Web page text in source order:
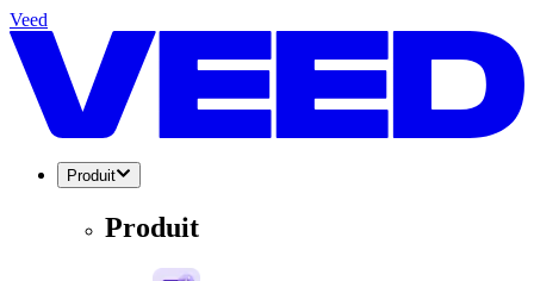
Veed
Produit
Produit